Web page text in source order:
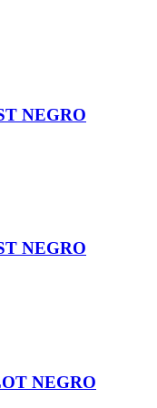
NEGRO
NEGRO
NEGRO